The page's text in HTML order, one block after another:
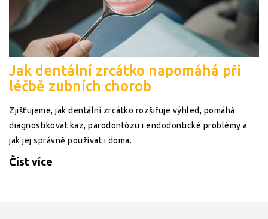
Jak dentální zrcátko napomáhá při
léčbě zubních chorob
Zjišťujeme, jak dentální zrcátko rozšiřuje výhled, pomáhá
diagnostikovat kaz, parodontózu i endodontické problémy a
jak jej správně používat i doma.
Číst více